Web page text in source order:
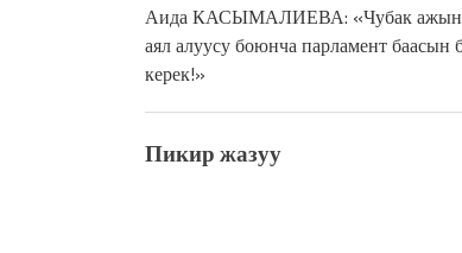
Аида КАСЫМАЛИЕВА: «Чубак
аял алуусу боюнча парламент баасын
керек!»
Пикир жазуу